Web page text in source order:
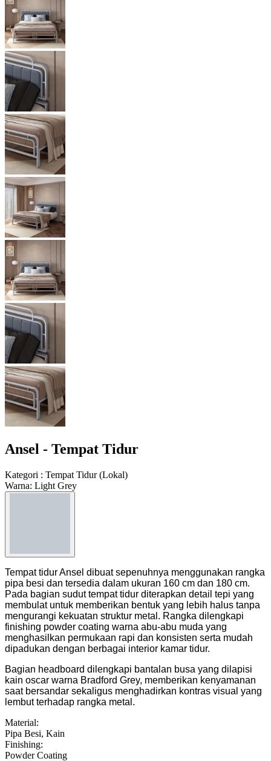
Ansel - Tempat Tidur
Kategori : Tempat Tidur(Lokal)
Warna: Light Grey
Tempat tidur Ansel dibuat sepenuhnya menggunakan rangka
pipa besi dan tersedia dalam ukuran 160 cm dan 180 cm.
Pada bagian sudut tempat tidur diterapkan detail tepi yang
membulat untuk memberikan bentuk yang lebih halus tanpa
mengurangi kekuatan struktur metal. Rangka dilengkapi
finishing powder coating warna abu-abu muda yang
menghasilkan permukaan rapi dan konsisten serta mudah
dipadukan dengan berbagai interior kamar tidur.
Bagian headboard dilengkapi bantalan busa yang dilapisi
kain oscar warna Bradford Grey, memberikan kenyamanan
saat bersandar sekaligus menghadirkan kontras visual yang
lembut terhadap rangka metal.
Material:
Pipa Besi, Kain
Finishing:
Powder Coating